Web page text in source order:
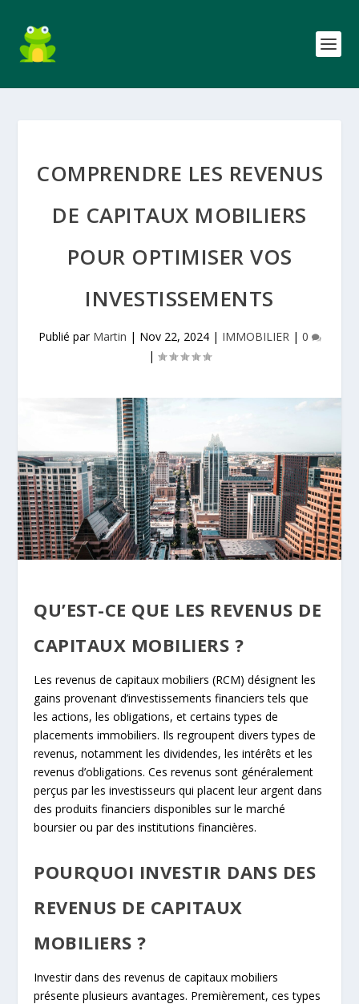
COMPRENDRE LES REVENUS
DE CAPITAUX MOBILIERS
POUR OPTIMISER VOS
INVESTISSEMENTS
Publié par Martin | Nov 22, 2024| IMMOBILIER| 0
|
QU’EST-CE QUE LES REVENUS DE
CAPITAUX MOBILIERS ?
Les revenus de capitaux mobiliers (RCM) désignent les
gains provenant d’investissements financiers tels que
les actions, les obligations, et certains types de
placements immobiliers. Ils regroupent divers types de
revenus, notamment les dividendes, les intérêts et les
revenus d’obligations. Ces revenus sont généralement
perçus par les investisseurs qui placent leur argent dans
des produits financiers disponibles sur le marché
boursier ou par des institutions financières.
POURQUOI INVESTIR DANS DES
REVENUS DE CAPITAUX
MOBILIERS ?
Investir dans des revenus de capitaux mobiliers
présente plusieurs avantages. Premièrement, ces types